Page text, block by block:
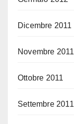
Dicembre 2011
Novembre 2011
Ottobre 2011
Settembre 2011